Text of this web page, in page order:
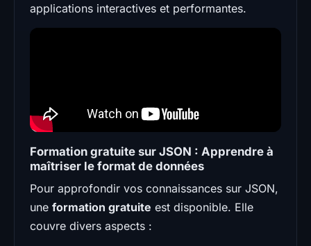
applications interactives et performantes.
Formation gratuite sur JSON : Apprendre à
maîtriser le format de données
Pour approfondir vos connaissances sur JSON,
une formation gratuite est disponible. Elle
couvre divers aspects :